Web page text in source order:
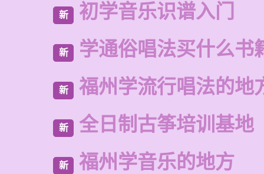
新 初学音乐识谱入门
新 学通俗唱法买什么书
新 福州学流行唱法的地
新 全日制古筝培训基地
新 福州学音乐的地方